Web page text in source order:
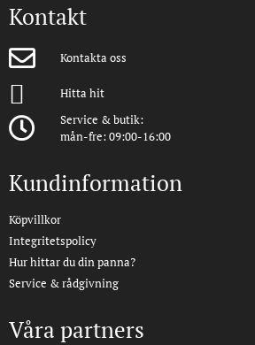
Kontakt
Kontakta oss
Hitta hit
Service & butik:
mån-fre: 09:00-16:00
Kundinformation
Köpvillkor
Integritetspolicy
Hur hittar du din panna?
Service & rådgivning
Våra partners